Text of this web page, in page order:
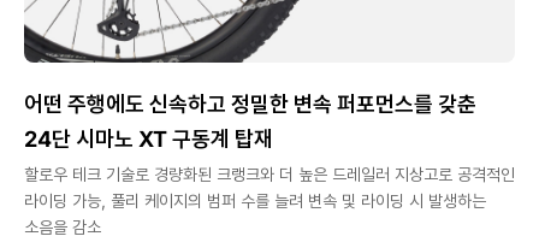
어떤 주행에도 신속하고 정밀한 변속 퍼포먼스를 갖춘
24단 시마노 XT 구동계 탑재
할로우 테크 기술로 경량화된 크랭크와 더 높은 드레일러 지상고로 공격적인
라이딩 가능, 풀리 케이지의 범퍼 수를 늘려 변속 및 라이딩 시 발생하는
소음을 감소